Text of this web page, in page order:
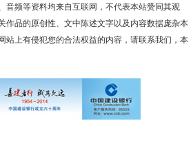
音频等资料均来自互联网，不代表本站赞同其观
作品的原创性、文中陈述文字以及内容数据庞杂本
站上有侵犯您的合法权益的内容，请联系我们，本